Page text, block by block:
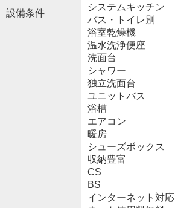
設備条件
システムキッチン
バス・トイレ別
浴室乾燥機
温水洗浄便座
洗面台
シャワー
独立洗面台
ユニットバス
浴槽
エアコン
暖房
シューズボックス
収納豊富
CS
BS
インターネット対応